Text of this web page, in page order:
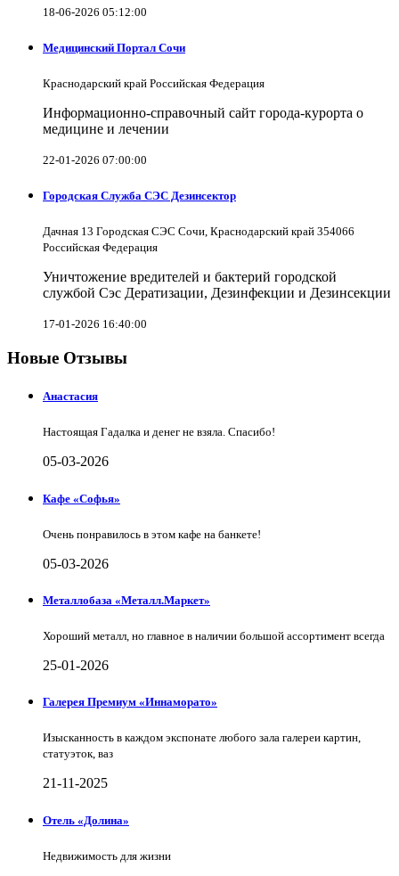
18-06-2026 05:12:00
Медицинский Портал Сочи
Краснодарский край Российская Федерация
Информационно-справочный сайт города-курорта о
медицине и лечении
22-01-2026 07:00:00
Городская Служба СЭС Дезинсектор
Дачная 13 Городская СЭС Сочи, Краснодарский край 354066
Российская Федерация
Уничтожение вредителей и бактерий городской
службой Сэс Дератизации, Дезинфекции и Дезинсекции
17-01-2026 16:40:00
Новые Отзывы
Анастасия
Настоящая Гадалка и денег не взяла. Спасибо!
05-03-2026
Кафе «Софья»
Очень понравилось в этом кафе на банкете!
05-03-2026
Металлобаза «Металл.Маркет»
Хороший металл, но главное в наличии большой ассортимент всегда
25-01-2026
Галерея Премиум «Иннаморато»
Изысканность в каждом экспонате любого зала галереи картин,
статуэток, ваз
21-11-2025
Отель «Долина»
Недвижимость для жизни